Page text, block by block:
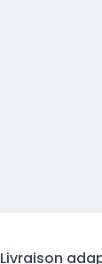
Livraison